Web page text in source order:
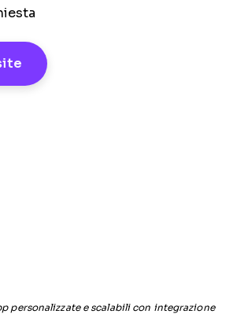
personalizzate e scalabili con integrazione